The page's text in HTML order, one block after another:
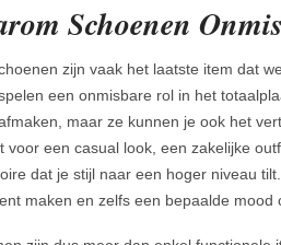
Schoenen
zijn vaak het laatste item dat
een onmisbare rol in het
maar ze kunnen je ook het
voor een casual look, een zakelijke
dat je stijl naar een hoger niveau
maken en zelfs een bepaalde mood